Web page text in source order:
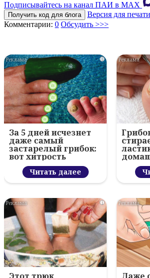
Подписывайтесь на канал ПАИ в MAХ
Получить код для блога
Версия для печати
Комментарии: 0 Обсудить >>>
i
За 5 дней исчезнет
даже самый
застарелый грибок:
вот хитрость
Читать далее
i